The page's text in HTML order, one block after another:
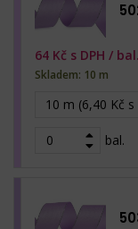
10 m (6,40 Kč
bal.
64 Kč s DPH /
Skladem: 10 m